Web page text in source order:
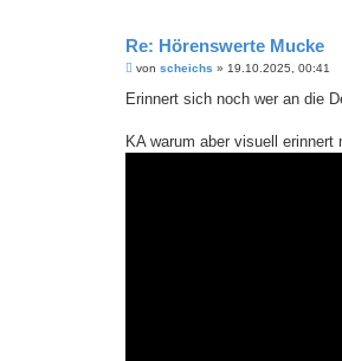
Re: Hörenswerte Mucke
B
i
a
g
von scheichs » 19.10.2025, 00:41
Erinnert sich noch wer an die
KA warum aber visuell